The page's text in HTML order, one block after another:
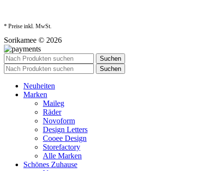
* Preise inkl. MwSt.
Sorikamee © 2026
Suchen
Suchen
Neuheiten
Marken
Maileg
Räder
Novoform
Design Letters
Cooee Design
Storefactory
Alle Marken
Schönes Zuhause